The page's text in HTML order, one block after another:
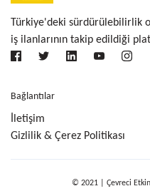
Türkiye'deki sürdürülebilirlik
iş ilanlarının takip edildiği
Bağlantılar
İletişim
Gizlilik & Çerez Politikası
© 2021 | Çevreci